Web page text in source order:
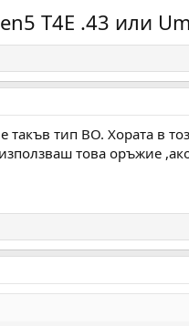
T4E .43 или
тип ВО. Хората в
това оръжие